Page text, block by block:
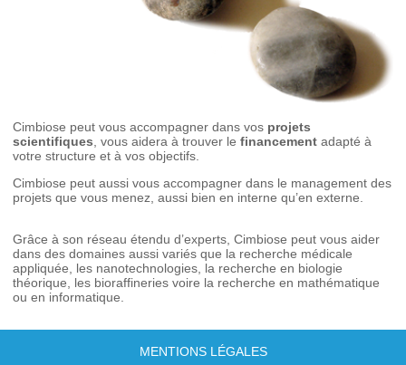
Cimbiose peut vous accompagner dans vos projets
scientifiques , vous aidera à trouver le financement adapté à
votre structure et à vos objectifs.
Cimbiose peut aussi vous accompagner dans le management des
projets que vous menez, aussi bien en interne qu’en externe.
Grâce à son réseau étendu d’experts, Cimbiose peut vous aider
dans des domaines aussi variés que la recherche médicale
appliquée, les nanotechnologies, la recherche en biologie
théorique, les bioraffineries voire la recherche en mathématique
ou en informatique.
MENTIONS LÉGALES